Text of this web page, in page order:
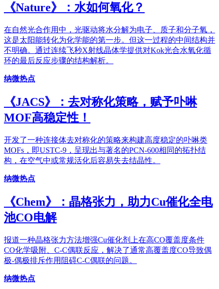
《​Nature》：水如何氧化？
在自然光合作用中，光驱动将水分解为电子、质子和分子氧，
这是太阳能转化为化学能的第一步。但这一过程的中间结构并
不明确。通过连续飞秒X射线晶体学提供对Kok光合水氧化循
环的最后反应步骤的结构解析。
纳微热点
《JACS》：去对称化策略，赋予卟啉
MOF高稳定性！
开发了一种连接体去对称化的策略来构建高度稳定的卟啉类
MOFs，即USTC-9，呈现出与著名的PCN-600相同的拓扑结
构，在空气中或常规活化后容易失去结晶性。
纳微热点
《Chem》：晶格张力，助力Cu催化全电
池CO电解
报道一种晶格张力方法增强Cu催化剂上在高CO覆盖度条件
CO化学吸附、C-C偶联反应，解决了通常高覆盖度CO导致偶
极-偶极排斥作用阻碍C-C偶联的问题。
纳微热点